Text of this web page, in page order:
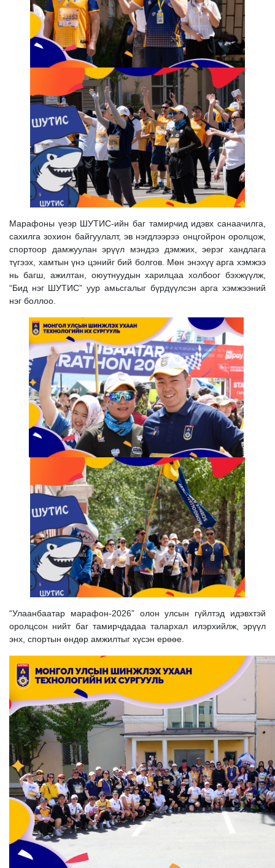
Марафоны үеэр ШУТИС-ийн баг тамирчид идэвх санаачилга,
сахилга зохион байгуулалт, эв нэгдлээрээ онцгойрон оролцож,
спортоор дамжуулан эрүүл мэндээ дэмжих, эерэг хандлага
түгээх, хамтын үнэ цэнийг бий болгов. Мөн энэхүү арга хэмжээ
нь багш, ажилтан, оюутнуудын харилцаа холбоог бэхжүүлж,
“Бид нэг ШУТИС” уур амьсгалыг бүрдүүлсэн арга хэмжээний
нэг боллоо.
“Улаанбаатар марафон-2026” олон улсын гүйлтэд идэвхтэй
оролцсон нийт баг тамирчдадаа талархал илэрхийлж, эрүүл
энх, спортын өндөр амжилтыг хүсэн ерөөе.